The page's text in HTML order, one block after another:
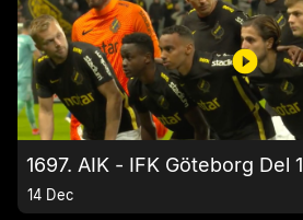
1697. AIK - IFK Göteborg Del 1
14 Dec